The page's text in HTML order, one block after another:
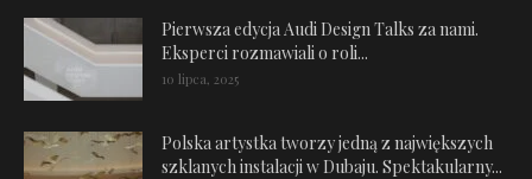
Pierwsza edycja Audi Design Talks za nami.
Eksperci rozmawiali o roli...
10 lipca, 2025
Polska artystka tworzy jedną z największych
szklanych instalacji w Dubaju. Spektakularny...